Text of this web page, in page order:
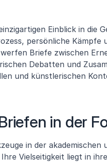
Einblick in die
persönliche Kämpfe
Briefe zwischen
Debatten und
und künstlerischen
in der
in der
Vielseitigkeit liegt in